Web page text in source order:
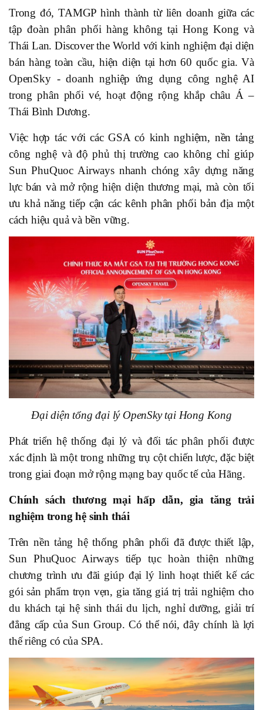
Trong đó, TAMGP hình thành từ liên doanh giữa các
tập đoàn phân phối hàng không tại Hong Kong và
Thái Lan. Discover the World với kinh nghiệm đại diện
bán hàng toàn cầu, hiện diện tại hơn 60 quốc gia. Và
OpenSky - doanh nghiệp ứng dụng công nghệ AI
trong phân phối vé, hoạt động rộng khắp châu Á –
Thái Bình Dương.
Việc hợp tác với các GSA có kinh nghiệm, nền tảng
công nghệ và độ phủ thị trường cao không chỉ giúp
Sun PhuQuoc Airways nhanh chóng xây dựng năng
lực bán và mở rộng hiện diện thương mại, mà còn tối
ưu khả năng tiếp cận các kênh phân phối bản địa một
cách hiệu quả và bền vững.
Đại diện tổng đại lý OpenSky tại Hong Kong
Phát triển hệ thống đại lý và đối tác phân phối được
xác định là một trong những trụ cột chiến lược, đặc biệt
trong giai đoạn mở rộng mạng bay quốc tế của Hãng.
Chính sách thương mại hấp dẫn, gia tăng trải
nghiệm trong hệ sinh thái
Trên nền tảng hệ thống phân phối đã được thiết lập,
Sun PhuQuoc Airways tiếp tục hoàn thiện những
chương trình ưu đãi giúp đại lý linh hoạt thiết kế các
gói sản phẩm trọn vẹn, gia tăng giá trị trải nghiệm cho
du khách tại hệ sinh thái du lịch, nghỉ dưỡng, giải trí
đẳng cấp của Sun Group. Có thể nói, đây chính là lợi
thế riêng có của SPA.